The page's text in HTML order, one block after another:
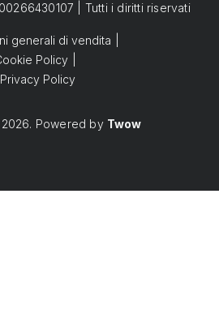
| Tutti i diritti riservati
generali di vendita
Policy
Privacy Policy
Powered by Twow